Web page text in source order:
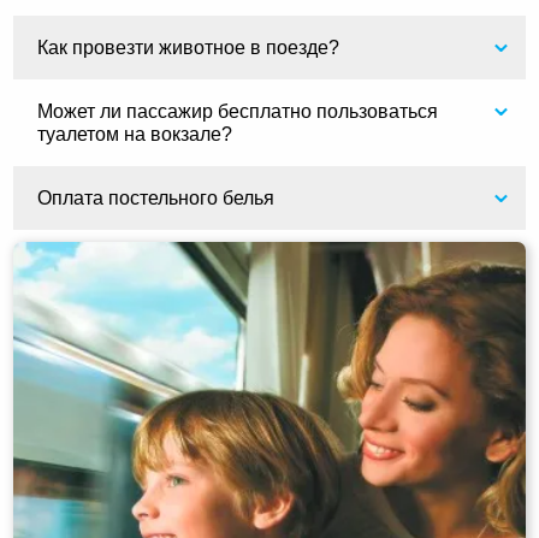
Как провезти животное в поезде?
Может ли пассажир бесплатно пользоваться
туалетом на вокзале?
Оплата постельного белья